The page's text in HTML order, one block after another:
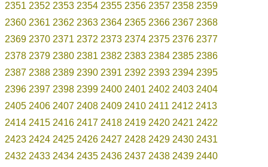
2351 2352 2353 2354 2355 2356 2357 2358 2359
2360 2361 2362 2363 2364 2365 2366 2367 2368
2369 2370 2371 2372 2373 2374 2375 2376 2377
2378 2379 2380 2381 2382 2383 2384 2385 2386
2387 2388 2389 2390 2391 2392 2393 2394 2395
2396 2397 2398 2399 2400 2401 2402 2403 2404
2405 2406 2407 2408 2409 2410 2411 2412 2413
2414 2415 2416 2417 2418 2419 2420 2421 2422
2423 2424 2425 2426 2427 2428 2429 2430 2431
2432 2433 2434 2435 2436 2437 2438 2439 2440